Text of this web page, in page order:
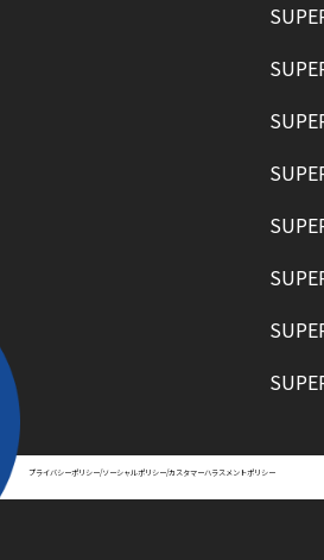
プライバシーポリシー/ソーシャルポリシー/カスタマーハラスメントポリシー